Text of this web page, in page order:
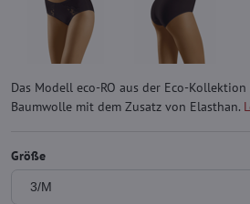
Das Modell eco-RO aus der Eco-
Baumwolle mit dem Zusatz von Elasthan.
Größe